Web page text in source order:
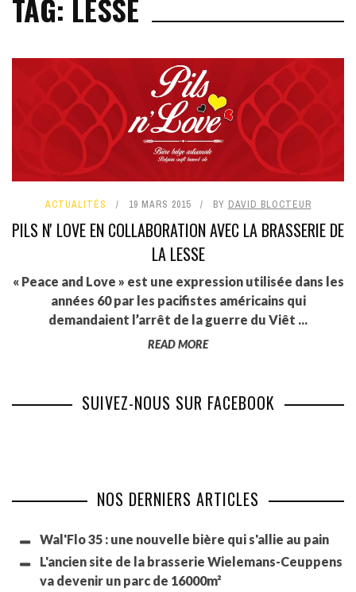
TAG: LESSE
ACTUALITÉS 19 MARS 2015 BY DAVID BLOCTEUR
PILS N' LOVE EN COLLABORATION AVEC LA BRASSERIE DE
LA LESSE
« Peace and Love » est une expression utilisée dans les
années 60 par les pacifistes américains qui
demandaient l’arrêt de la guerre du Viêt ...
READ MORE
SUIVEZ-NOUS SUR FACEBOOK
NOS DERNIERS ARTICLES
Wal'Flo 35 : une nouvelle bière qui s'allie au pain
L'ancien site de la brasserie Wielemans-Ceuppens
va devenir un parc de 16000m²